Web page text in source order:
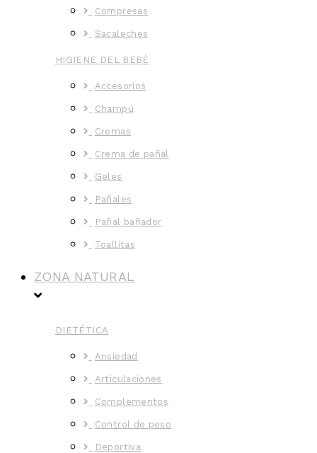
Compresas
Sacaleches
HIGIENE DEL BEBÉ
Accesorios
Champú
Cremas
Crema de pañal
Geles
Pañales
Pañal bañador
Toallitas
ZONA NATURAL
DIETÉTICA
Ansiedad
Articulaciones
Complementos
Control de peso
Deportiva